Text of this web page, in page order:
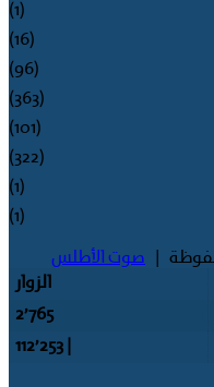
(1)
(16)
(96)
(363)
(101)
(322)
(1)
(1)
صوت الأطلس
الزوار
2٬765